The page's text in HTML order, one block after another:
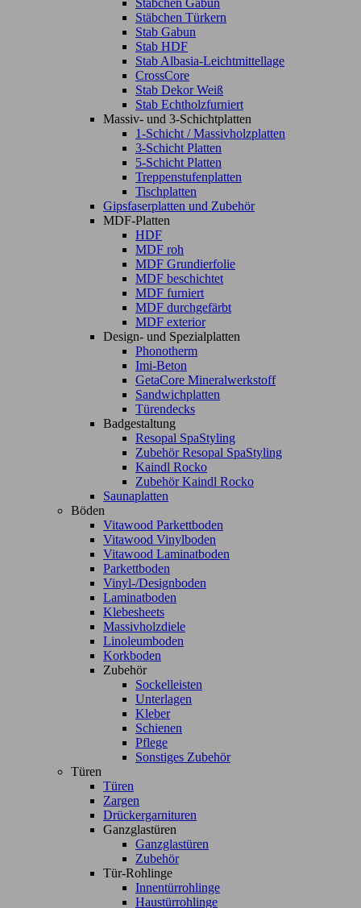
Stäbchen Gabun
Stäbchen Türkern
Stab Gabun
Stab HDF
Stab Albasia-Leichtmittellage
CrossCore
Stab Dekor Weiß
Stab Echtholzfurniert
Massiv- und 3-Schichtplatten
1-Schicht / Massivholzplatten
3-Schicht Platten
5-Schicht Platten
Treppenstufenplatten
Tischplatten
Gipsfaserplatten und Zubehör
MDF-Platten
HDF
MDF roh
MDF Grundierfolie
MDF beschichtet
MDF furniert
MDF durchgefärbt
MDF exterior
Design- und Spezialplatten
Phonotherm
Imi-Beton
GetaCore Mineralwerkstoff
Sandwichplatten
Türendecks
Badgestaltung
Resopal SpaStyling
Zubehör Resopal SpaStyling
Kaindl Rocko
Zubehör Kaindl Rocko
Saunaplatten
Böden
Vitawood Parkettboden
Vitawood Vinylboden
Vitawood Laminatboden
Parkettboden
Vinyl-/Designboden
Laminatboden
Klebesheets
Massivholzdiele
Linoleumboden
Korkboden
Zubehör
Sockelleisten
Unterlagen
Kleber
Schienen
Pflege
Sonstiges Zubehör
Türen
Türen
Zargen
Drückergarnituren
Ganzglastüren
Ganzglastüren
Zubehör
Tür-Rohlinge
Innentürrohlinge
Haustürrohlinge